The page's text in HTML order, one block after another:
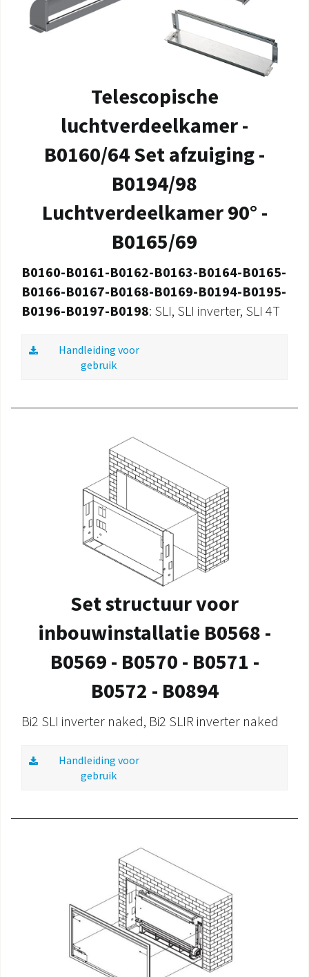
Telescopische
luchtverdeelkamer -
B0160/64 Set afzuiging -
B0194/98
Luchtverdeelkamer 90° -
B0165/69
B0160-B0161-B0162-B0163-B0164-B0165-
B0166-B0167-B0168-B0169-B0194-B0195-
B0196-B0197-B0198: SLI, SLI inverter, SLI 4T
Handleiding voor
gebruik
Set structuur voor
inbouwinstallatie B0568 -
B0569 - B0570 - B0571 -
B0572 - B0894
Bi2 SLI inverter naked, Bi2 SLIR inverter naked
Handleiding voor
gebruik